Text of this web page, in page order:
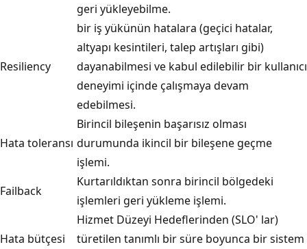
geri yükleyebilme.
Resiliency
bir iş yükünün hatalara (geçici hatalar,
altyapı kesintileri, talep artışları gibi)
dayanabilmesi ve kabul edilebilir bir kullanıcı
deneyimi içinde çalışmaya devam
edebilmesi.
Hata toleransı
Birincil bileşenin başarısız olması
durumunda ikincil bir bileşene geçme
işlemi.
Failback
Kurtarıldıktan sonra birincil bölgedeki
işlemleri geri yükleme işlemi.
Hata bütçesi
Hizmet Düzeyi Hedeflerinden (SLO' lar)
türetilen tanımlı bir süre boyunca bir sistem